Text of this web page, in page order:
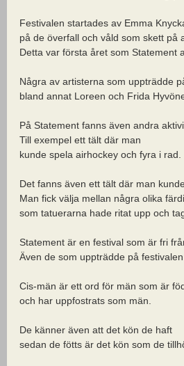
Festivalen startades av Emma
på de överfall och våld som skett på
Detta var första året som Statement
Några av artisterna som uppträdde
bland annat Loreen och Frida
På Statement fanns även andra
Till exempel ett tält där man
kunde spela airhockey och fyra i rad.
Det fanns även ett tält där man
Man fick välja mellan några olika
som tatuerarna hade ritat upp och
Statement är en festival som är fri
Även de som uppträdde på
Cis-män är ett ord för män som är
och har uppfostrats som män.
De känner även att det kön de haft
sedan de fötts är det kön som de